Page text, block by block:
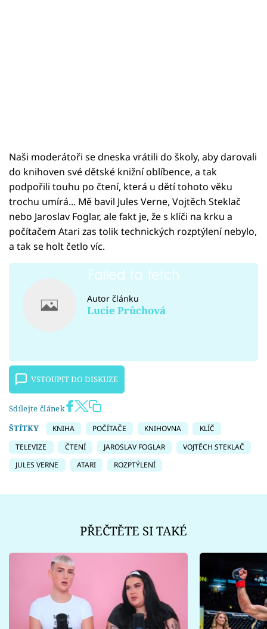
Naši moderátoři se dneska vrátili do školy, aby darovali
do knihoven své dětské knižní oblíbence, a tak
podpořili touhu po čtení, která u dětí tohoto věku
trochu umírá... Mě bavil Jules Verne, Vojtěch Steklač
nebo Jaroslav Foglar, ale fakt je, že s klíči na krku a
počítačem Atari zas tolik technických rozptýlení nebylo,
a tak se holt četlo víc.
Failed to fetch
Autor článku
Lucie Průchová
VSTOUPIT DO DISKUZE
Sdílejte článek
ŠTÍTKY
KNIHA POČÍTAČE KNIHOVNA
KLÍČ
TELEVIZE
ČTENÍ JAROSLAV FOGLAR
VOJTĚCH STEKLAČ
JULES VERNE
ATARI ROZPTÝLENÍ
PŘEČTĚTE SI TAKÉ